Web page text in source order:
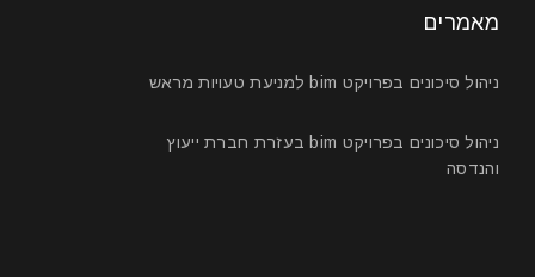
מאמרים
ניהול סיכונים בפרויקט bim למניעת טעויות מראש
ניהול סיכונים בפרויקט bim בעזרת חברת ייעוץ
והנדסה